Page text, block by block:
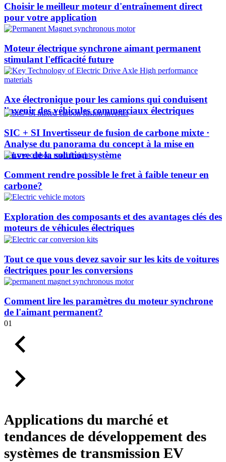
Choisir le meilleur moteur d'entraînement direct
pour votre application
Moteur électrique synchrone aimant permanent
stimulant l'efficacité future
Axe électronique pour les camions qui conduisent
l'avenir des véhicules commerciaux électriques
SIC + SI Invertisseur de fusion de carbone mixte ·
Analyse du panorama du concept à la mise en
œuvre de la solution système
Comment rendre possible le fret à faible teneur en
carbone?
Exploration des composants et des avantages clés des
moteurs de véhicules électriques
Tout ce que vous devez savoir sur les kits de voitures
électriques pour les conversions
Comment lire les paramètres du moteur synchrone
de l'aimant permanent?
01
Applications du marché et
tendances de développement des
systèmes de transmission EV